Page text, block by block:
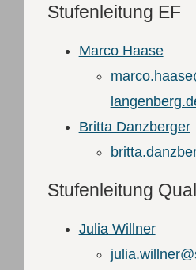
Stufenleitung EF
Marco Haase
Britta Danzberger
Stufenleitung
Julia Willner